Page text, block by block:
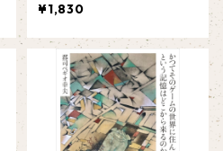
¥1,830